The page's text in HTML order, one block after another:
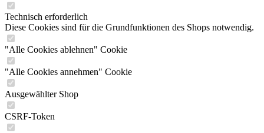
Technisch erforderlich
Diese Cookies sind für die Grundfunktionen des Shops notwendig.
"Alle Cookies ablehnen" Cookie
"Alle Cookies annehmen" Cookie
Ausgewählter Shop
CSRF-Token